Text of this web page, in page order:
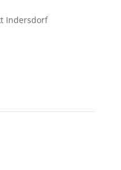
Indersdorf